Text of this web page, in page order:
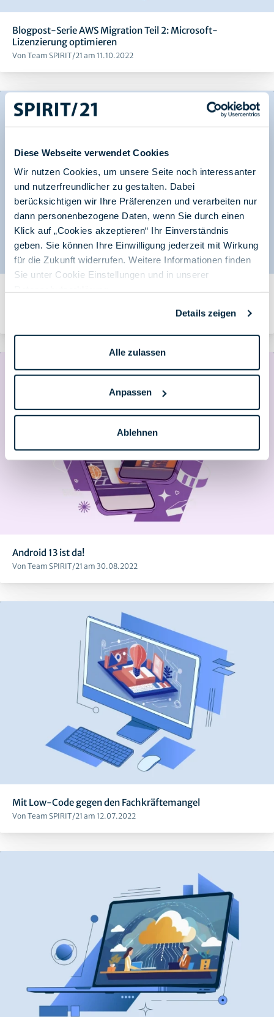
Diese Webseite verwendet Cookies
Wir nutzen Cookies, um unsere Seite noch interessanter
und nutzerfreundlicher zu gestalten. Dabei
berücksichtigen wir Ihre Präferenzen und verarbeiten nur
dann personenbezogene Daten, wenn Sie durch einen
Klick auf „Cookies akzeptieren“ Ihr Einverständnis
geben. Sie können Ihre Einwilligung jederzeit mit Wirkung
für die Zukunft widerrufen. Weitere Informationen finden
Sie unter Cookie Einstellungen und in unserer
Details zeigen
Alle zulassen
Anpassen
Ablehnen
Blogpost-Serie AWS Migration Teil 2: Microsoft-
Lizenzierung optimieren
Von Team SPIRIT/21 am 11.10.2022
Blogpost-Serie AWS Migration Teil 1: Die Vorteile eines
Android 13 ist da!
Von Team SPIRIT/21 am 30.08.2022
Mit Low-Code gegen den Fachkräftemangel
Von Team SPIRIT/21 am 12.07.2022